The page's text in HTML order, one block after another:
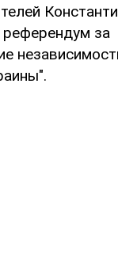
референдум за